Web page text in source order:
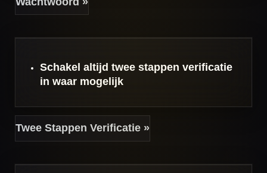
Schakel altijd twee stappen verificatie
in waar mogelijk
Twee Stappen Verificatie »